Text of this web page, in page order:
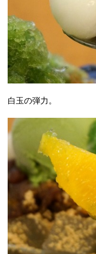
白玉の弾力。